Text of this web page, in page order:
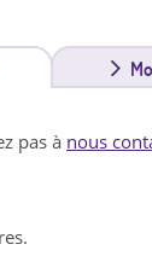
pas à nous